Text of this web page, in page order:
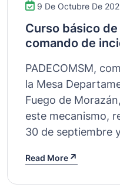
9 De Octubre De
Curso básico
comando de
PADECOMSM,
la Mesa
Fuego de
este mecanismo,
30 de septiembre
Read More